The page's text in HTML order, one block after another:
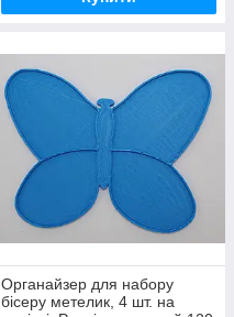
Органайзер для набору
бісеру метелик, 4 шт. на